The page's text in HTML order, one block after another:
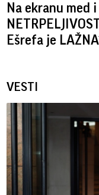
Na ekranu med
Ešrefa je
VESTI